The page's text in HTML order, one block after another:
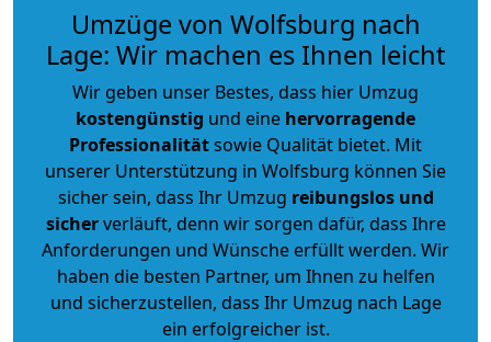
Umzüge von Wolfsburg nach
Lage: Wir machen es Ihnen leicht
Wir geben unser Bestes, dass hier Umzug
kostengünstig und eine hervorragende
Professionalitätsowie Qualität bietet. Mit
unserer Unterstützung in Wolfsburg können Sie
sicher sein, dass Ihr Umzug reibungslos und
sicherverläuft, denn wir sorgen dafür, dass Ihre
Anforderungen und Wünsche erfüllt werden. Wir
haben die besten Partner, um Ihnen zu helfen
und sicherzustellen, dass Ihr Umzug nach Lage
ein erfolgreicher ist.